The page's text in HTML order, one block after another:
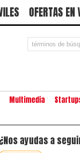
OFERTAS EN
Multimedia
ayudas a